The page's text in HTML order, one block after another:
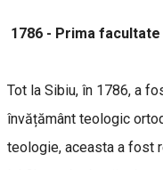
1786 - Prima
Tot la Sibiu, în 1786, a
învățământ teologic
teologie, aceasta a fost